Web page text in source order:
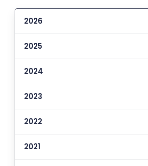
2026
2025
2024
2023
2022
2021